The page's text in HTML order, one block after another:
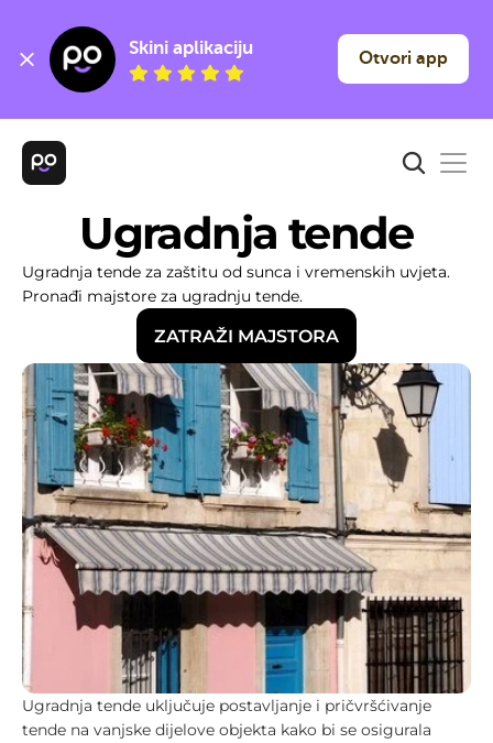
Skini aplikaciju Otvori app
Ugradnja tende
Ugradnja tende za zaštitu od sunca i vremenskih uvjeta.
Pronađi majstore za ugradnju tende.
ZATRAŽI MAJSTORA
Ugradnja tende uključuje postavljanje i pričvršćivanje
tende na vanjske dijelove objekta kako bi se osigurala